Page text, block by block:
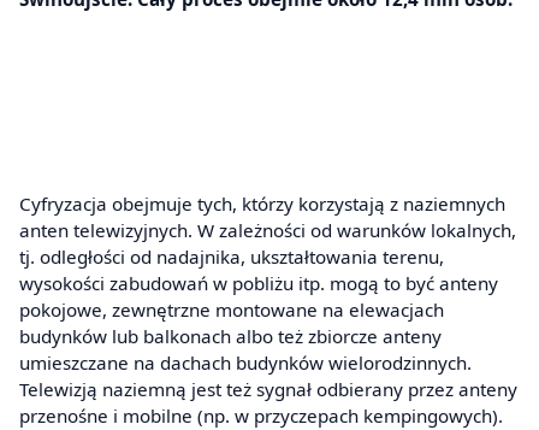
Cyfryzacja obejmuje tych, którzy korzystają z naziemnych
anten telewizyjnych. W zależności od warunków lokalnych,
tj. odległości od nadajnika, ukształtowania terenu,
wysokości zabudowań w pobliżu itp. mogą to być anteny
pokojowe, zewnętrzne montowane na elewacjach
budynków lub balkonach albo też zbiorcze anteny
umieszczane na dachach budynków wielorodzinnych.
Telewizją naziemną jest też sygnał odbierany przez anteny
przenośne i mobilne (np. w przyczepach kempingowych).